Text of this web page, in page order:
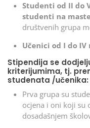
Studenti od II do
studenti na
društvenih grupa
Učenici od I do
Stipendija se
kriterijumima, tj.
studenata /učenika:
Prva grupa su
ocjena i oni koji su
dosadašnjem